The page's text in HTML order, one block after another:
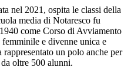
nel 2021, ospita le classi della
media di Notaresco fu
come Corso di Avviamento
e divenne unica e
un polo anche per
oltre 500 alunni.